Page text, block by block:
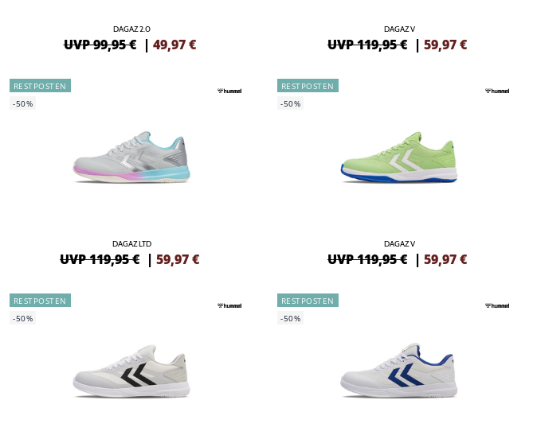
DAGAZ 2.0
UVP 99,95 € | 49,97 €
DAGAZ V
UVP 119,95 € | 59,97€
RESTPOSTEN
-50%
DAGAZ LTD
UVP 119,95 € | 59,97€
RESTPOSTEN
-50%
DAGAZ V
UVP 119,95 € | 59,97€
RESTPOSTEN
-50%
RESTPOSTEN
-50%